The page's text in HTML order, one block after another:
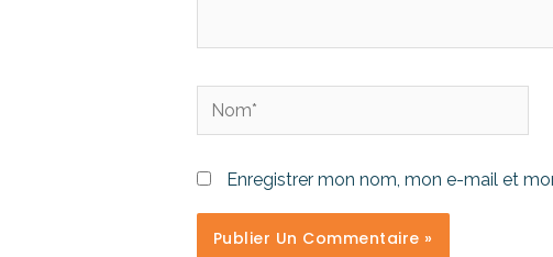
Enregistrer mon nom, mon e-mail et